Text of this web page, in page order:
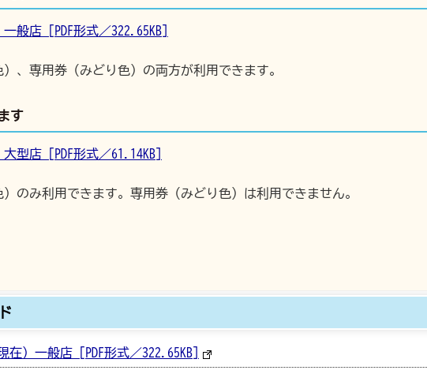
般店 [PDF形式／322.65KB]
、専用券（みどり色）の両方が利用できます。
す
型店 [PDF形式／61.14KB]
のみ利用できます。専用券（みどり色）は利用できません。
）一般店 [PDF形式／322.65KB]